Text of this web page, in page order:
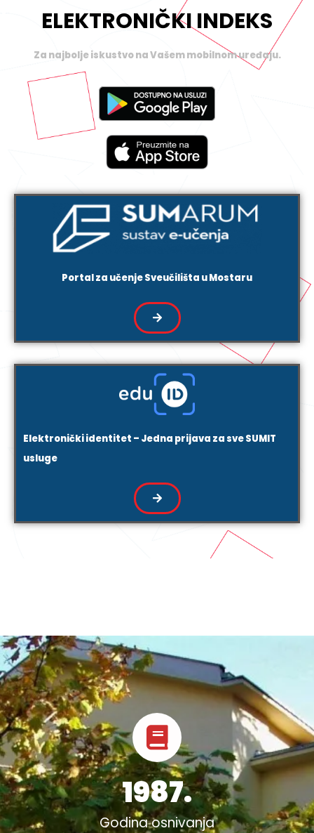
ELEKTRONIČKI INDEKS
Za najbolje iskustvo na Vašem mobilnom uređaju.
Portal za učenje Sveučilišta u Mostaru
Elektronički identitet – Jedna prijava za sve SUMIT
usluge
Godina osnivanja
1987.